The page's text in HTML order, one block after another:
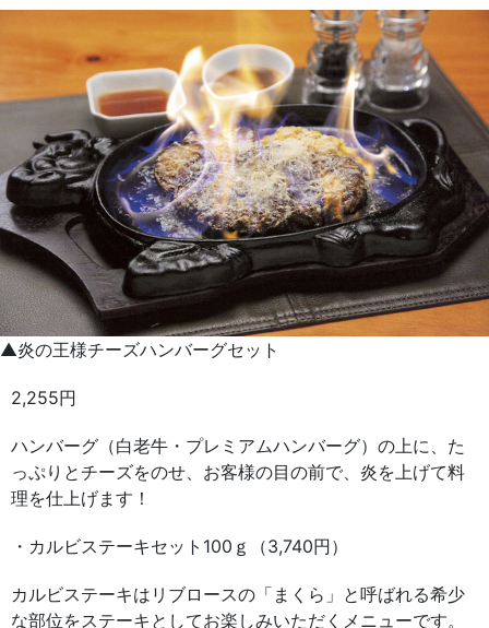
▲炎の王様チーズハンバーグセット
2,255円
ハンバーグ（白老牛・プレミアムハンバーグ）の上に、た
っぷりとチーズをのせ、お客様の目の前で、炎を上げて料
理を仕上げます！
・カルビステーキセット100ｇ（3,740円）
カルビステーキはリブロースの「まくら」と呼ばれる希少
な部位をステーキとしてお楽しみいただくメニューです。